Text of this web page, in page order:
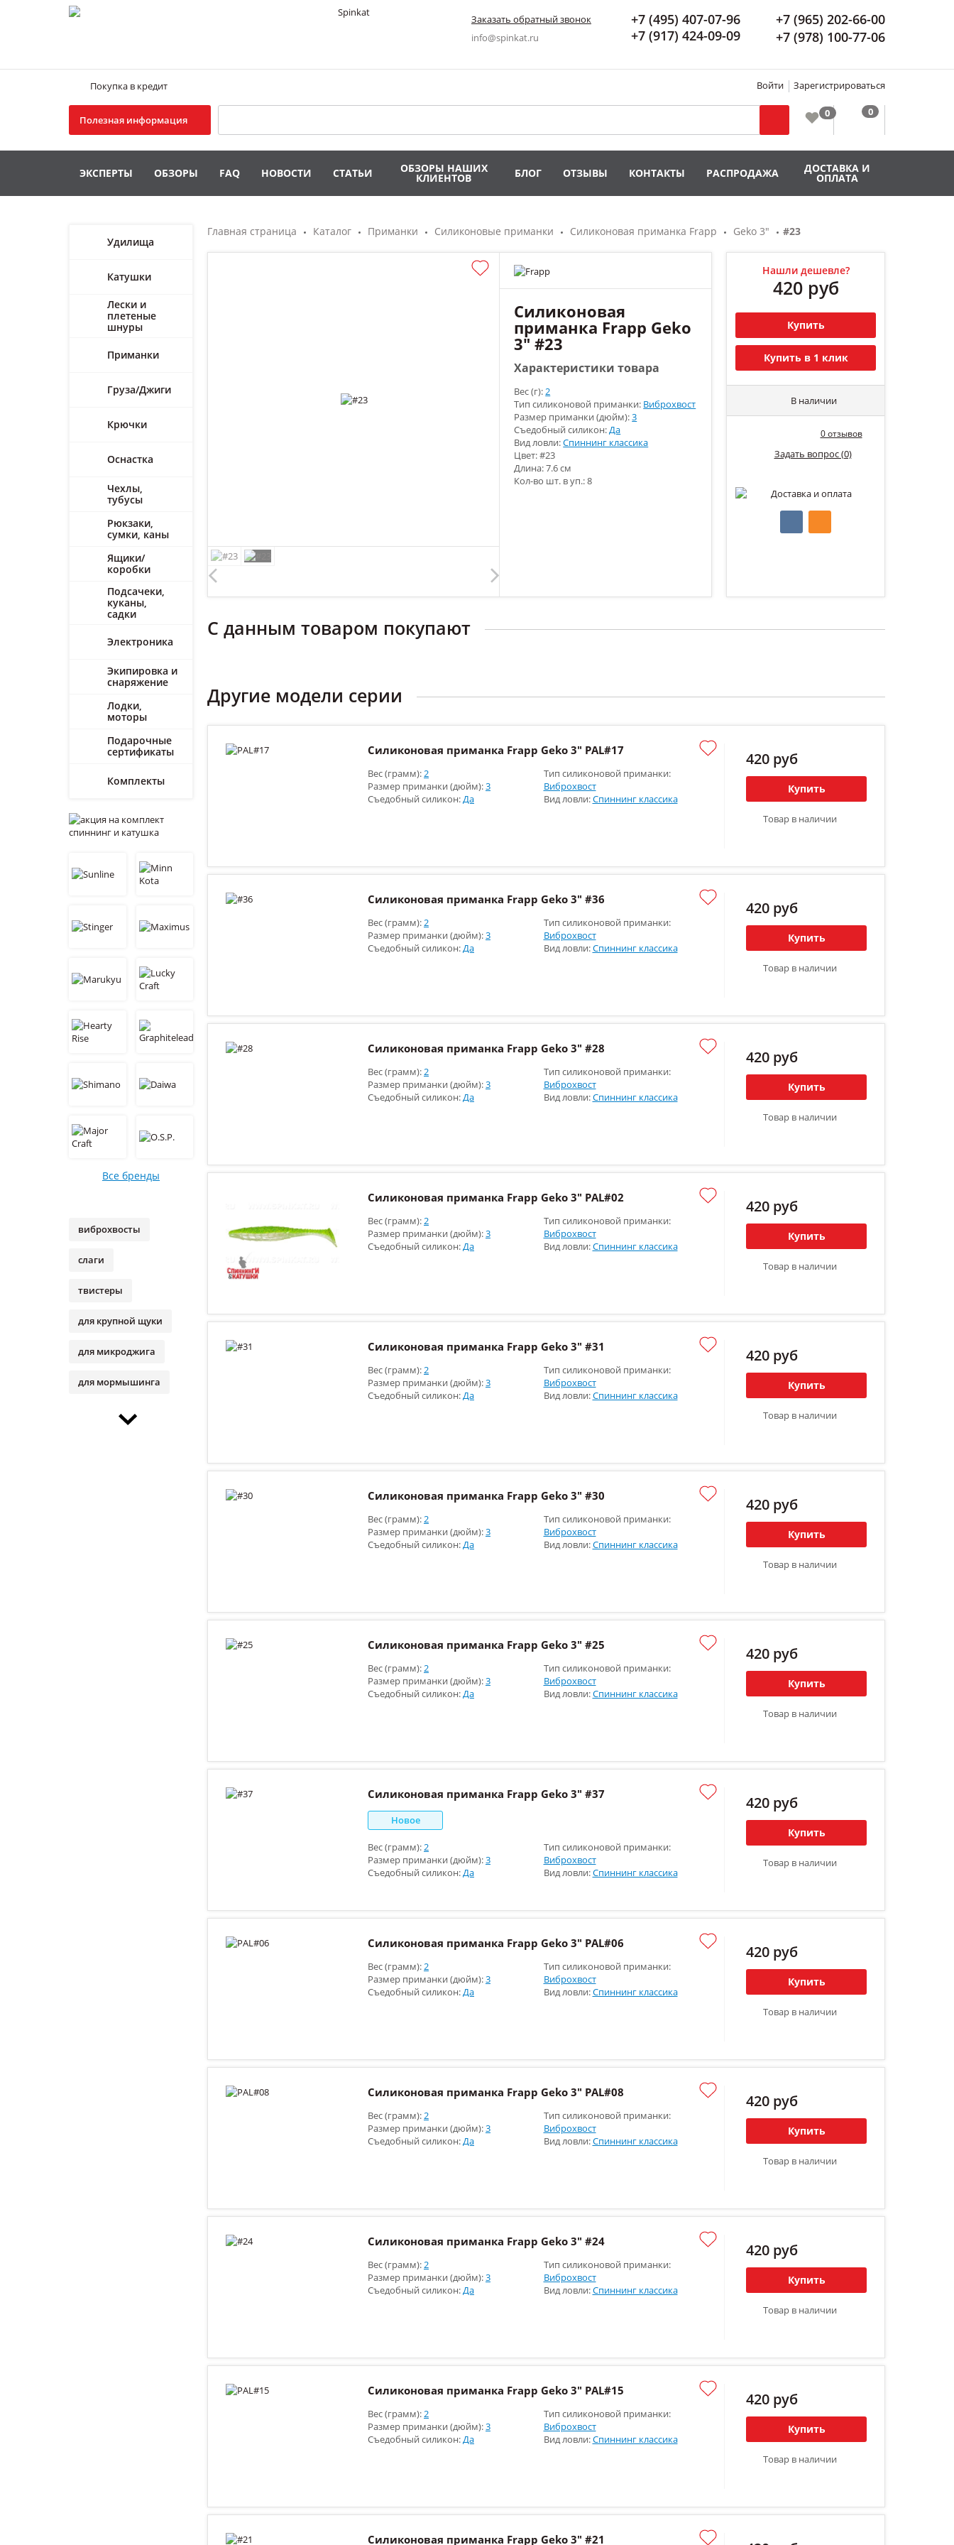
+7 (495) 407-07-96
+7 (917) 424-09-09
+7 (965) 202-66-00
+7 (978) 100-77-06
Заказать обратный звонок
info@spinkat.ru
Покупка в кредит Войти Зарегистрироваться
Полезная информация
ЭКСПЕРТЫ ОБЗОРЫ FAQ НОВОСТИ СТАТЬИ ОБЗОРЫ НАШИХ
КЛИЕНТОВ БЛОГ ОТЗЫВЫ КОНТАКТЫ РАСПРОДАЖА ДОСТАВКА И
ОПЛАТА
Главная страница Каталог Приманки Силиконовые приманки Силиконовая приманка Frapp Geko 3" #23
Силиконовая
приманка Frapp Geko
3" #23
Характеристики товара
Вес (г):2
Тип силиконовой приманки: Виброхвост
Размер приманки (дюйм):3
Съедобный силикон:Да
Вид ловли:Спиннинг классика
Цвет: #23
Длина: 7.6 см
Кол-во шт. в уп.: 8
Нашли дешевле?
420руб
Купить
Купить в 1 клик
В наличии
0 отзывов
Задать вопрос (0)
С данным товаром покупают
Другие модели серии
Силиконовая приманка Frapp Geko 3" PAL#17
Вес (грамм):2
Размер приманки (дюйм):3
Съедобный силикон:Да
Тип силиконовой приманки:
Виброхвост
Вид ловли:Спиннинг классика
420 руб
Купить
Товар в наличии
Силиконовая приманка Frapp Geko 3" #36
Вес (грамм):2
Размер приманки (дюйм):3
Съедобный силикон:Да
Тип силиконовой приманки:
Виброхвост
Вид ловли:Спиннинг классика
420 руб
Купить
Товар в наличии
Силиконовая приманка Frapp Geko 3" #28
Вес (грамм):2
Размер приманки (дюйм):3
Съедобный силикон:Да
Тип силиконовой приманки:
Виброхвост
Вид ловли:Спиннинг классика
420 руб
Купить
Товар в наличии
Силиконовая приманка Frapp Geko 3" PAL#02
Вес (грамм):2
Размер приманки (дюйм):3
Съедобный силикон:Да
Тип силиконовой приманки:
Виброхвост
Вид ловли:Спиннинг классика
420 руб
Купить
Товар в наличии
Силиконовая приманка Frapp Geko 3" #31
Вес (грамм):2
Размер приманки (дюйм):3
Съедобный силикон:Да
Тип силиконовой приманки:
Виброхвост
Вид ловли:Спиннинг классика
420 руб
Купить
Товар в наличии
Силиконовая приманка Frapp Geko 3" #30
Вес (грамм):2
Размер приманки (дюйм):3
Съедобный силикон:Да
Тип силиконовой приманки:
Виброхвост
Вид ловли:Спиннинг классика
420 руб
Купить
Товар в наличии
Силиконовая приманка Frapp Geko 3" #25
Вес (грамм):2
Размер приманки (дюйм):3
Съедобный силикон:Да
Тип силиконовой приманки:
Виброхвост
Вид ловли:Спиннинг классика
420 руб
Купить
Товар в наличии
Силиконовая приманка Frapp Geko 3" #37
Новое
Вес (грамм):2
Размер приманки (дюйм):3
Съедобный силикон:Да
Тип силиконовой приманки:
Виброхвост
Вид ловли:Спиннинг классика
420 руб
Купить
Товар в наличии
Силиконовая приманка Frapp Geko 3" PAL#06
Вес (грамм):2
Размер приманки (дюйм):3
Съедобный силикон:Да
Тип силиконовой приманки:
Виброхвост
Вид ловли:Спиннинг классика
420 руб
Купить
Товар в наличии
Силиконовая приманка Frapp Geko 3" PAL#08
Вес (грамм):2
Размер приманки (дюйм):3
Съедобный силикон:Да
Тип силиконовой приманки:
Виброхвост
Вид ловли:Спиннинг классика
420 руб
Купить
Товар в наличии
Силиконовая приманка Frapp Geko 3" #24
Вес (грамм):2
Размер приманки (дюйм):3
Съедобный силикон:Да
Тип силиконовой приманки:
Виброхвост
Вид ловли:Спиннинг классика
420 руб
Купить
Товар в наличии
Силиконовая приманка Frapp Geko 3" PAL#15
Вес (грамм):2
Размер приманки (дюйм):3
Съедобный силикон:Да
Тип силиконовой приманки:
Виброхвост
Вид ловли:Спиннинг классика
420 руб
Купить
Товар в наличии
Силиконовая приманка Frapp Geko 3" #21
Удилища
Катушки
Лески и
плетеные
шнуры
Приманки
Груза/Джиги
Крючки
Оснастка
Чехлы,
тубусы
Рюкзаки,
сумки, каны
Ящики/
коробки
Подсачеки,
куканы,
садки
Электроника
Экипировка и
снаряжение
Лодки,
моторы
Подарочные
сертификаты
Комплекты
Все бренды
виброхвосты
слаги
твистеры
для крупной щуки
для микроджига
для мормышинга